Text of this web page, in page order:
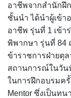
อาชีพจากสำนักฝึ
ชั้นนำ ได้นำผู้เข้
อาชีพ รุ่นที่ 1 เข้า
พิพากษา รุ่นที่ 84
ข้าราชการฝ่ายตุ
สถานการณ์ในวัน
ในการฝึกอบรมค
Mentor ซึ่งเป็นท